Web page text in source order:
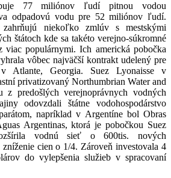
77 miliónov ľudí pitnou vodou
odpadovú vodu pre 52 miliónov ľudí.
niekoľko zmlúv s mestskými
štátoch kde sa takéto verejno-súkromné
viac populárnymi. Ich americká pobočka
vôbec najväčší kontrakt udelený pre
Atlante, Georgia. Suez Lyonaisse v
privatizovaný Northumbrian Water and
predošlých verejnoprávnych vodných
odovzdali štátne vodohospodárstvo
napríklad v Argentíne bol Obras
Argentinas, ktorá je pobočkou Suez
vodnú sieť o 600tis. nových
cien o 1/4. Zároveň investovala 4
do vylepšenia služieb v spracovaní